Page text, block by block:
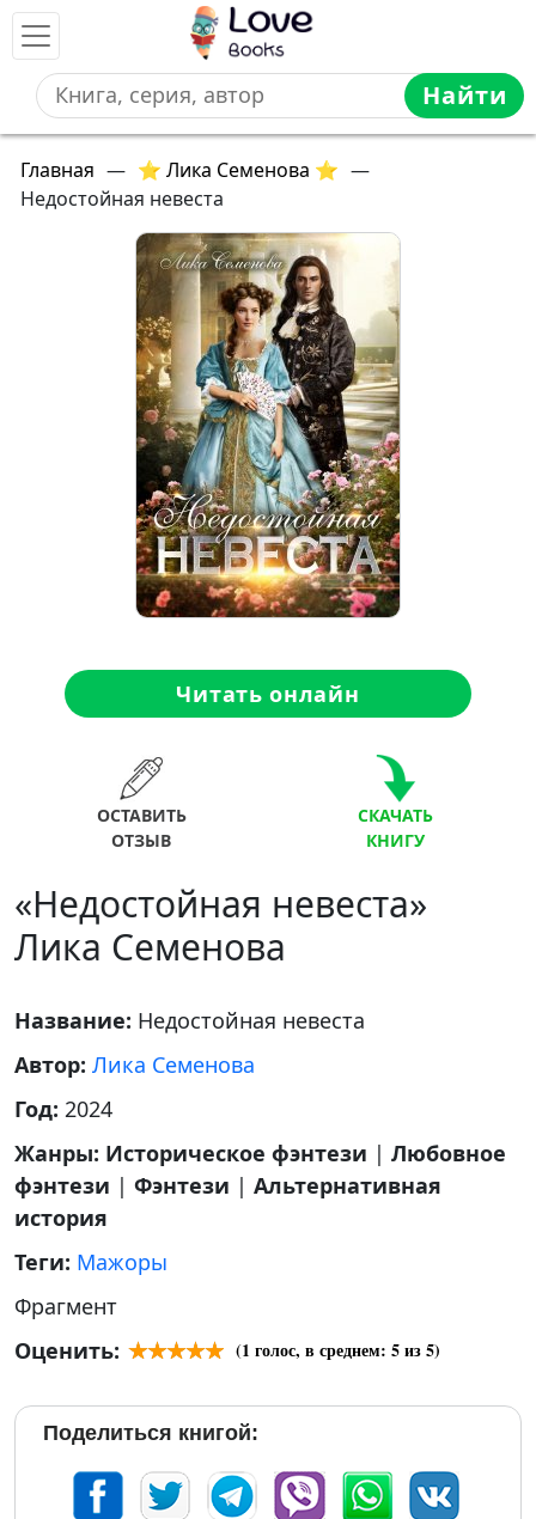
Найти
Главная — ⭐ Лика Семенова ⭐ —
Недостойная невеста
Читать онлайн
ОСТАВИТЬ
ОТЗЫВ
СКАЧАТЬ
КНИГУ
«Недостойная невеста»
Лика Семенова
Название: Недостойная невеста
Автор: Лика Семенова
Год: 2024
Жанры: Историческое фэнтези | Любовное
фэнтези | Фэнтези | Альтернативная
история
Теги: Мажоры
Фрагмент
Оценить:
(1 голос, в среднем: 5из 5)
Поделиться книгой: